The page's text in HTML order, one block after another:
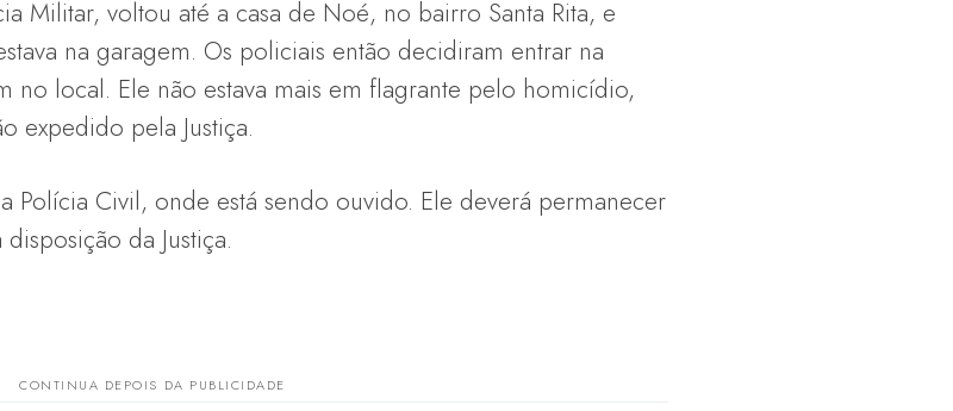
Militar, voltou até a casa de Noé, no bairro Santa Rita, e
na garagem. Os policiais então decidiram entrar na
no local. Ele não estava mais em flagrante pelo homicídio,
expedido pela Justiça.
Polícia Civil, onde está sendo ouvido. Ele deverá permanecer
da Justiça.